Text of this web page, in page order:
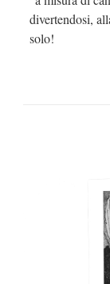
divertendosi,
solo!